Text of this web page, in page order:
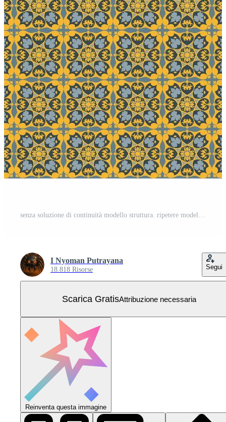
senza soluzione di continuità modello struttura. ripetere modello. Vettore Gratuito
I Nyoman Putrayana
18.818 Risorse Segui
Scarica GratisAttribuzione necessaria
Reinventa questa immagine